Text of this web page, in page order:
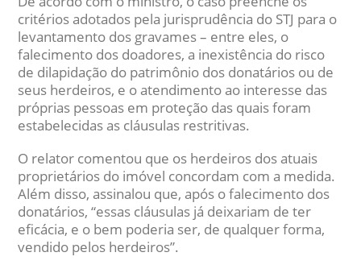
critérios adotados pela jurisprudência do STJ para o
levantamento dos gravames – entre eles, o
falecimento dos doadores, a inexistência do risco
de dilapidação do patrimônio dos donatários ou de
seus herdeiros, e o atendimento ao interesse das
próprias pessoas em proteção das quais foram
estabelecidas as cláusulas restritivas.
O relator comentou que os herdeiros dos atuais
proprietários do imóvel concordam com a medida.
Além disso, assinalou que, após o falecimento dos
donatários, “essas cláusulas já deixariam de ter
eficácia, e o bem poderia ser, de qualquer forma,
vendido pelos herdeiros”.